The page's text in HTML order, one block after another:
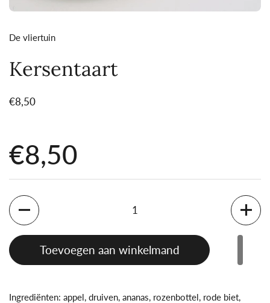
De vliertuin
Kersentaart
Prijs:
€8,50
Prijs:
€8,50
Aantal
Toevoegen aan winkelmand
Ingrediënten: appel, druiven, ananas, rozenbottel, rode biet,